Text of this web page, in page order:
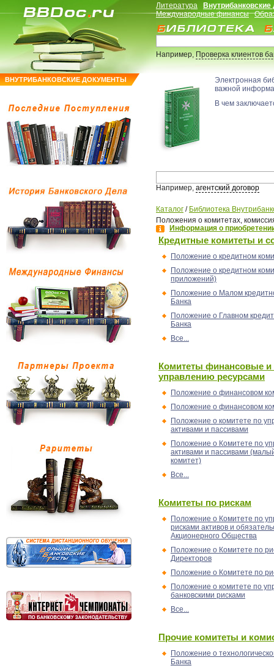
ВНУТРИБАНКОВСКИЕ ДОКУМЕНТЫ
Литература
Международные финансы
Например,Проверка клиентов
Электронная
важной
В чем
Например, агентский договор
Каталог / Библиотека
Положения о комитетах,
Информация о
Кредитные комитеты и
Положение о кредитном
Положение о кредитном
приложений)
Положение о Малом
Банка
Положение о Главном
Банка
Все...
Комитеты финансовые и
управлению ресурсами
Положение о финансовом
Положение о финансовом
Положение о комитете по
активами и пассивами
Положение о Комитете по
активами и пассивами
комитет)
Все...
Комитеты по рискам
Положение о Комитете по
рисками активов и
Акционерного Общества
Положение о Комитете по
Директоров
Положение о Комитете по
Положение о комитете по
банковскими рисками
Все...
Прочие комитеты и
Положение о
Банка